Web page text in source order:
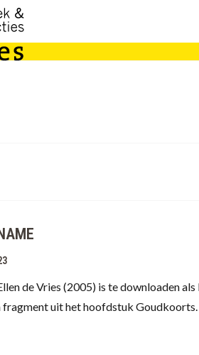
de Vries (2005) is te downloaden
fragment uit het hoofdstuk Goudkoorts.